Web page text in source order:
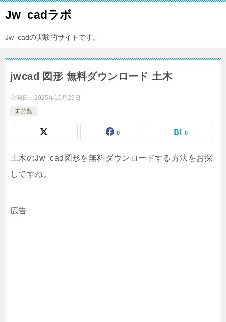
Jw_cadラボ
Jw_cadの実験的サイトです。
jwcad 図形 無料ダウンロード 土木
公開日： 2025年10月29日
未分類
0 0
土木のJw_cad図形を無料ダウンロードする方法をお探
しですね。
広告